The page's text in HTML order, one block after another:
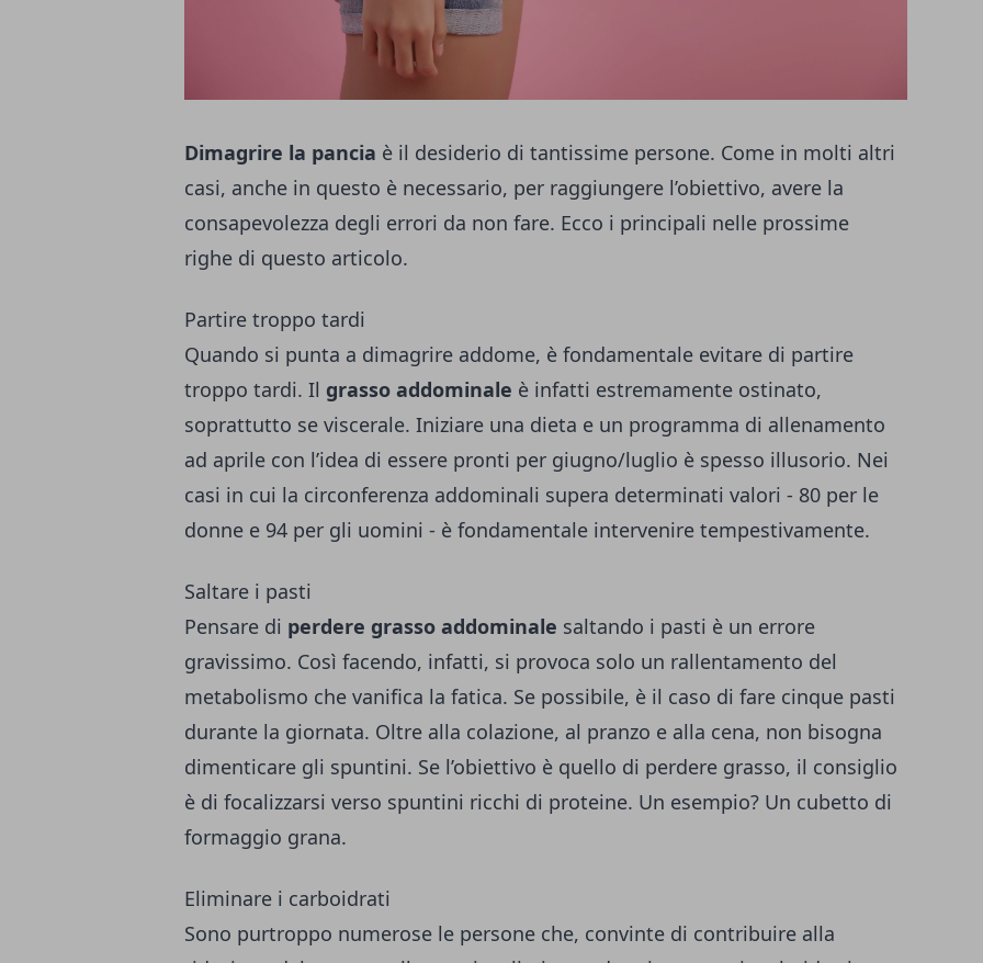
Dimagrire la pancia è il desiderio di tantissime persone. Come in molti altri
casi, anche in questo è necessario, per raggiungere l’obiettivo, avere la
consapevolezza degli errori da non fare. Ecco i principali nelle prossime
righe di questo articolo.
Partire troppo tardi
Quando si punta a dimagrire addome, è fondamentale evitare di partire
troppo tardi. Il grasso addominale è infatti estremamente ostinato,
soprattutto se viscerale. Iniziare una dieta e un programma di allenamento
ad aprile con l’idea di essere pronti per giugno/luglio è spesso illusorio. Nei
casi in cui la circonferenza addominali supera determinati valori - 80 per le
donne e 94 per gli uomini - è fondamentale intervenire tempestivamente.
Saltare i pasti
Pensare di perdere grasso addominale saltando i pasti è un errore
gravissimo. Così facendo, infatti, si provoca solo un rallentamento del
metabolismo che vanifica la fatica. Se possibile, è il caso di fare cinque pasti
durante la giornata. Oltre alla colazione, al pranzo e alla cena, non bisogna
dimenticare gli spuntini. Se l’obiettivo è quello di perdere grasso, il consiglio
è di focalizzarsi verso spuntini ricchi di proteine. Un esempio? Un cubetto di
formaggio grana.
Eliminare i carboidrati
Sono purtroppo numerose le persone che, convinte di contribuire alla